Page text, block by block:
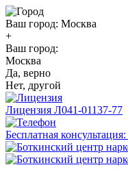
Ваш город: Москва
+
Ваш город:
Москва
Да, верно
Нет, другой
Лицензия Л041-01137-77
Бесплатная консультация: